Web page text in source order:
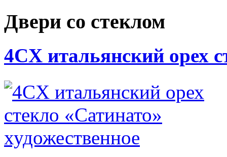
Двери со стеклом
4CХ итальянский орех